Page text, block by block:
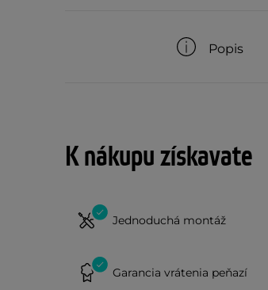
Popis
K nákupu získavate
Jednoduchá montáž
Garancia vrátenia peňazí